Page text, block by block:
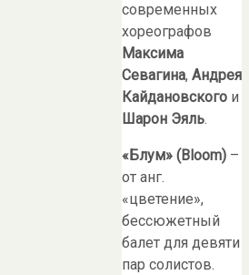
современных
хореографов
Максима
Севагина, Андрея
Кайдановского и
Шарон Эяль.
«Блум» (Bloom) –
от анг.
«цветение»,
бессюжетный
балет для девяти
пар солистов.